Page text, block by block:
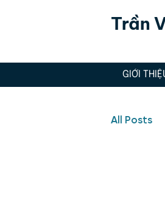
Trần
GIỚI
All Posts
Hôn